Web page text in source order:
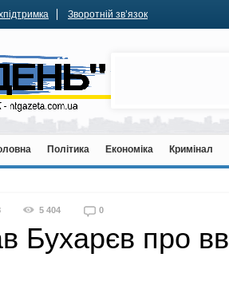
Зворотній зв’язок
Політика Економіка Кримінал
5 404 0
Бухарєв про